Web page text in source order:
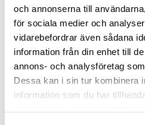
och annonserna till
för sociala medier och
vidarebefordrar även sådana
information från din enhet till
annons- och analysföretag
Dessa kan i sin tur kombinera
information som du har